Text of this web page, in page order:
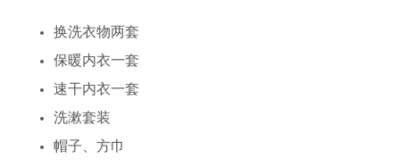
换洗衣物两套
保暖内衣一套
速干内衣一套
洗漱套装
帽子、方巾